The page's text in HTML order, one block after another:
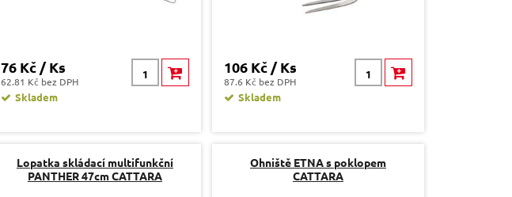
76 Kč / Ks
62.81 Kč bez DPH
Skladem
106 Kč / Ks
87.6 Kč bez DPH
Skladem
Lopatka skládací multifunkční
PANTHER 47cm CATTARA
Ohniště ETNA s poklopem
CATTARA